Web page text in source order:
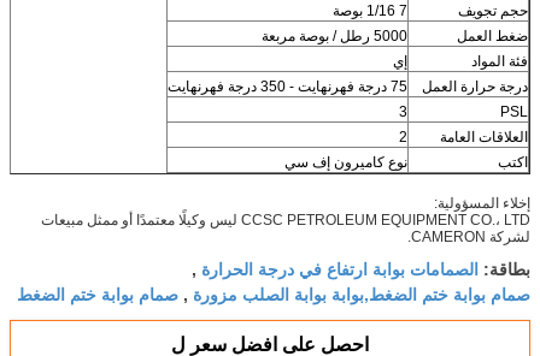
حجم تجويف
7 1/16 بوصة
ضغط العمل
5000 رطل / بوصة مربعة
فئة المواد
إي
درجة حرارة العمل
75 درجة فهرنهايت - 350 درجة فهرنهايت
PSL
3
العلاقات العامة
2
اكتب
نوع كاميرون إف سي
إخلاء المسؤولية:
CCSC PETROLEUM EQUIPMENT CO.، LTD ليس وكيلًا معتمدًا أو ممثل مبيعات
لشركة CAMERON.
بطاقة: الصمامات بوابة ارتفاع في درجة الحرارة ,
صمام بوابة ختم الضغط,بوابة بوابة الصلب مزورة , صمام بوابة ختم الضغط
احصل على افضل سعر ل